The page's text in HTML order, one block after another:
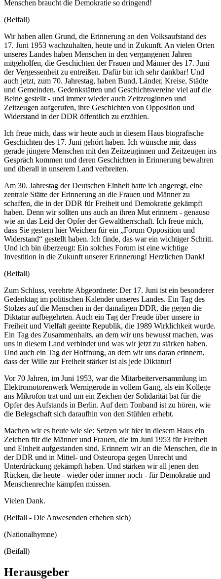
Menschen braucht die Demokratie so dringend!
(Beifall)
Wir haben allen Grund, die Erinnerung an den Volksaufstand des
17. Juni 1953 wachzuhalten, heute und in Zukunft. An vielen Orten
unseres Landes haben Menschen in den vergangenen Jahren
mitgeholfen, die Geschichten der Frauen und Männer des 17. Juni
der Vergessenheit zu entreißen. Dafür bin ich sehr dankbar! Und
auch jetzt, zum 70. Jahrestag, haben Bund, Länder, Kreise, Städte
und Gemeinden, Gedenkstätten und Geschichtsvereine viel auf die
Beine gestellt - und immer wieder auch Zeitzeuginnen und
Zeitzeugen aufgerufen, ihre Geschichten von Opposition und
Widerstand in der DDR öffentlich zu erzählen.
Ich freue mich, dass wir heute auch in diesem Haus biografische
Geschichten des 17. Juni gehört haben. Ich wünsche mir, dass
gerade jüngere Menschen mit den Zeitzeuginnen und Zeitzeugen ins
Gespräch kommen und deren Geschichten in Erinnerung bewahren
und überall in unserem Land verbreiten.
Am 30. Jahrestag der Deutschen Einheit hatte ich angeregt, eine
zentrale Stätte der Erinnerung an die Frauen und Männer zu
schaffen, die in der DDR für Freiheit und Demokratie gekämpft
haben. Denn wir sollten uns auch an ihren Mut erinnern - genauso
wie an das Leid der Opfer der Gewaltherrschaft. Ich freue mich,
dass Sie gestern hier Weichen für ein „Forum Opposition und
Widerstand“ gestellt haben. Ich finde, das war ein wichtiger Schritt.
Und ich bin überzeugt: Ein solches Forum ist eine wichtige
Investition in die Zukunft unserer Erinnerung! Herzlichen Dank!
(Beifall)
Zum Schluss, verehrte Abgeordnete: Der 17. Juni ist ein besonderer
Gedenktag im politischen Kalender unseres Landes. Ein Tag des
Stolzes auf die Menschen in der damaligen DDR, die gegen die
Diktatur aufbegehrten. Auch ein Tag der Freude über unsere in
Freiheit und Vielfalt geeinte Republik, die 1989 Wirklichkeit wurde.
Ein Tag des Zusammenhalts, an dem wir uns bewusst machen, was
uns in diesem Land verbindet und was wir jetzt zu stärken haben.
Und auch ein Tag der Hoffnung, an dem wir uns daran erinnern,
dass der Wille zur Freiheit stärker ist als jede Diktatur!
Vor 70 Jahren, im Juni 1953, war die Mitarbeiterversammlung im
Elektromotorenwerk Wernigerode in vollem Gang, als ein Kollege
ans Mikrofon trat und um ein Zeichen der Solidarität bat für die
Opfer des Aufstands in Berlin. Auf dem Tonband ist zu hören, wie
die Belegschaft sich daraufhin von den Stühlen erhebt.
Machen wir es heute wie sie: Setzen wir hier in diesem Haus ein
Zeichen für die Männer und Frauen, die im Juni 1953 für Freiheit
und Einheit aufgestanden sind. Erinnern wir an die Menschen, die in
der DDR und in Mittel- und Osteuropa gegen Unrecht und
Unterdrückung gekämpft haben. Und stärken wir all jenen den
Rücken, die heute - wieder oder immer noch - für Demokratie und
Menschenrechte kämpfen müssen.
Vielen Dank.
(Beifall - Die Anwesenden erheben sich)
(Nationalhymne)
(Beifall)
Herausgeber